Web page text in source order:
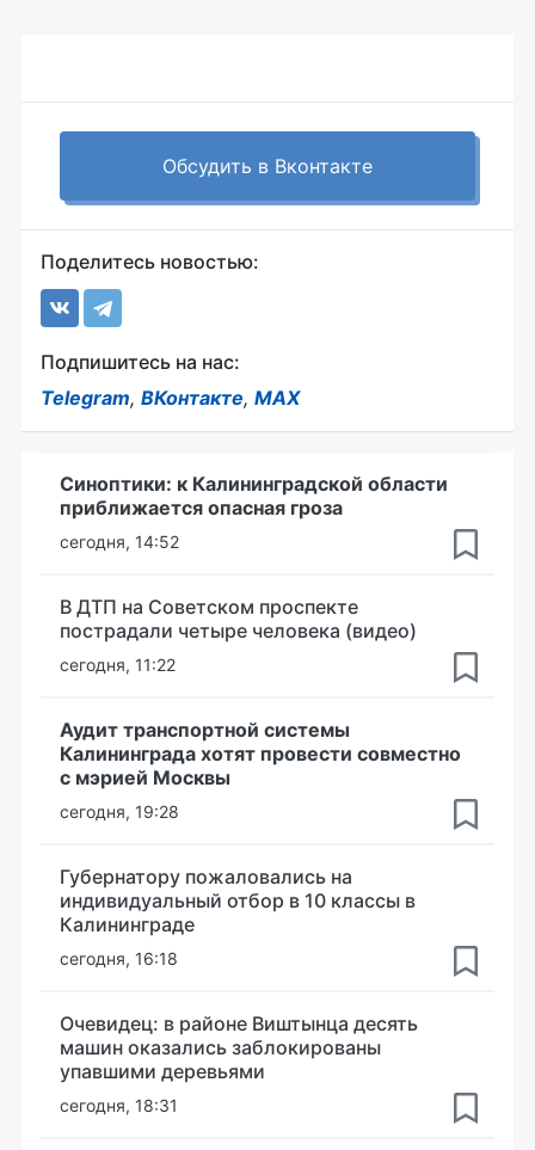
Обсудить в Вконтакте
Поделитесь новостью:
Подпишитесь на нас:
Telegram, ВКонтакте, MAX
Синоптики: к Калининградской области
приближается опасная гроза
сегодня, 14:52
В ДТП на Советском проспекте
пострадали четыре человека (видео)
сегодня, 11:22
Аудит транспортной системы
Калининграда хотят провести совместно
с мэрией Москвы
сегодня, 19:28
Губернатору пожаловались на
индивидуальный отбор в 10 классы в
Калининграде
сегодня, 16:18
Очевидец: в районе Виштынца десять
машин оказались заблокированы
упавшими деревьями
сегодня, 18:31